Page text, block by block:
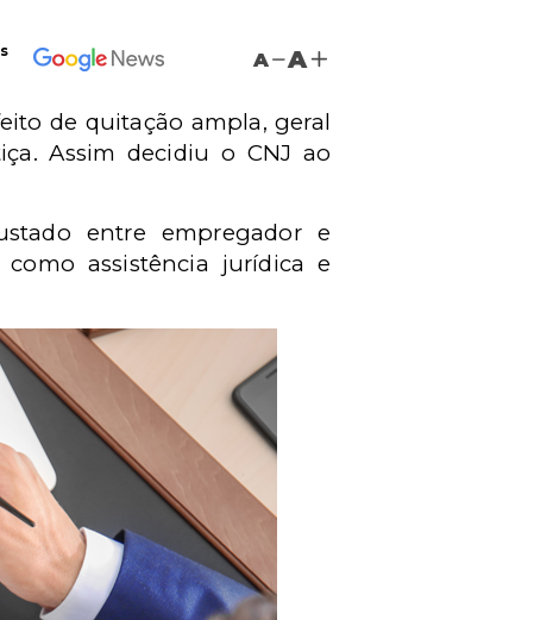
A A
de quitação ampla, geral
Assim decidiu o CNJ ao
entre empregador e
assistência jurídica e